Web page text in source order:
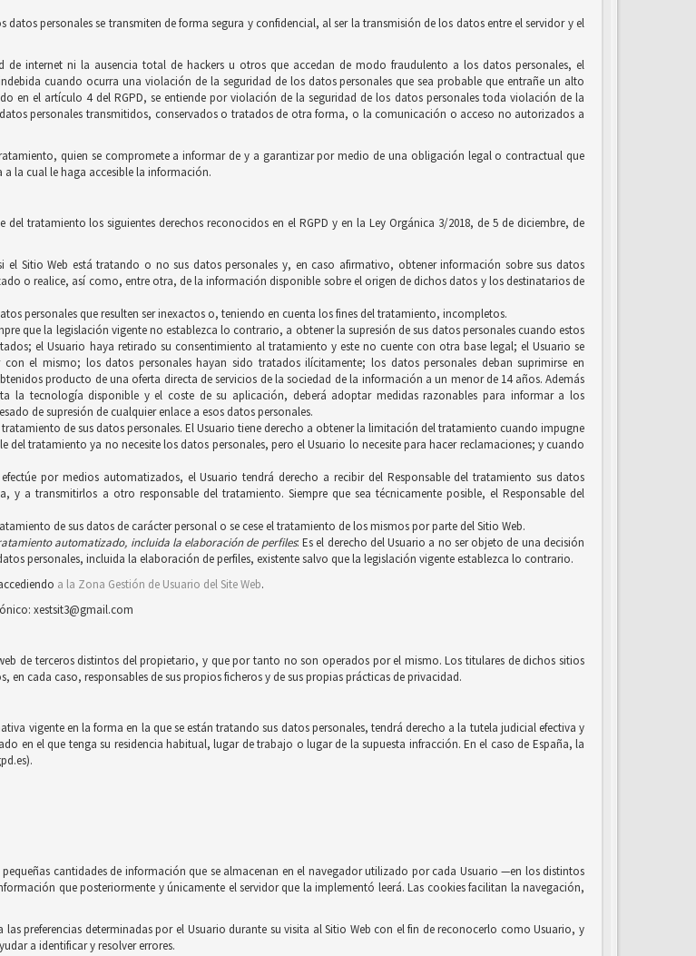
datos personales se transmiten de forma segura y confidencial, al ser la transmisión de los datos entre el servidor y el
internet ni la ausencia total de hackers u otros que accedan de modo fraudulento a los datos personales, el
cuando ocurra una violación de la seguridad de los datos personales que sea probable que entrañe un alto
en el artículo 4 del RGPD, se entiende por violación de la seguridad de los datos personales toda violación de la
personales transmitidos, conservados o tratados de otra forma, o la comunicación o acceso no autorizados a
quien se compromete a informar de y a garantizar por medio de una obligación legal o contractual que
la cual le haga accesible la información.
tratamiento los siguientes derechos reconocidos en el RGPD y en la Ley Orgánica 3/2018, de 5 de diciembre, de
el Sitio Web está tratando o no sus datos personales y, en caso afirmativo, obtener información sobre sus datos
o realice, así como, entre otra, de la información disponible sobre el origen de dichos datos y los destinatarios de
personales que resulten ser inexactos o, teniendo en cuenta los fines del tratamiento, incompletos.
que la legislación vigente no establezca lo contrario, a obtener la supresión de sus datos personales cuando estos
el Usuario haya retirado su consentimiento al tratamiento y este no cuente con otra base legal; el Usuario se
el mismo; los datos personales hayan sido tratados ilícitamente; los datos personales deban suprimirse en
producto de una oferta directa de servicios de la sociedad de la información a un menor de 14 años. Además
la tecnología disponible y el coste de su aplicación, deberá adoptar medidas razonables para informar a los
de supresión de cualquier enlace a esos datos personales.
de sus datos personales. El Usuario tiene derecho a obtener la limitación del tratamiento cuando impugne
tratamiento ya no necesite los datos personales, pero el Usuario lo necesite para hacer reclamaciones; y cuando
por medios automatizados, el Usuario tendrá derecho a recibir del Responsable del tratamiento sus datos
a transmitirlos a otro responsable del tratamiento. Siempre que sea técnicamente posible, el Responsable del
de sus datos de carácter personal o se cese el tratamiento de los mismos por parte del Sitio Web.
automatizado, incluida la elaboración de perfiles: Es el derecho del Usuario a no ser objeto de una decisión
personales, incluida la elaboración de perfiles, existente salvo que la legislación vigente establezca lo contrario.
a la Zona Gestión de Usuario del Site Web.
xestsit3@gmail.com
de terceros distintos del propietario, y que por tanto no son operados por el mismo. Los titulares de dichos sitios
cada caso, responsables de sus propios ficheros y de sus propias prácticas de privacidad.
vigente en la forma en la que se están tratando sus datos personales, tendrá derecho a la tutela judicial efectiva y
en el que tenga su residencia habitual, lugar de trabajo o lugar de la supuesta infracción. En el caso de España, la
cantidades de información que se almacenan en el navegador utilizado por cada Usuario —en los distintos
que posteriormente y únicamente el servidor que la implementó leerá. Las cookies facilitan la navegación,
preferencias determinadas por el Usuario durante su visita al Sitio Web con el fin de reconocerlo como Usuario, y
a identificar y resolver errores.